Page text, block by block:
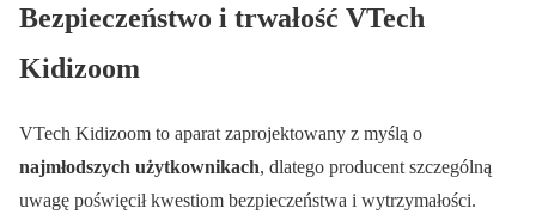
Bezpieczeństwo i trwałość VTech
Kidizoom
VTech Kidizoom to aparat zaprojektowany z myślą o
najmłodszych użytkownikach, dlatego producent szczególną
uwagę poświęcił kwestiom bezpieczeństwa i wytrzymałości.